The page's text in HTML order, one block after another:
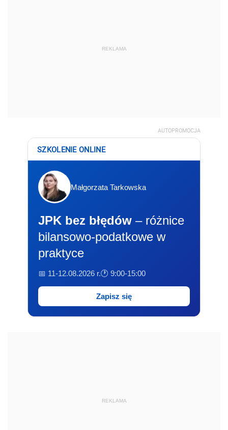
REKLAMA
AUTOPROMOCJA
SZKOLENIE ONLINE
Małgorzata Tarkowska
JPK bez błędów – różnice
bilansowo-podatkowe w
praktyce
📅 11-12.08.2026 r.🕐 9:00-15:00
Zapisz się
REKLAMA